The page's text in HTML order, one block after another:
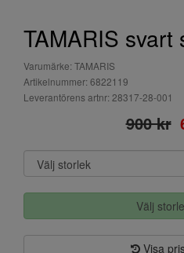
TAMARIS svart
Varumärke: TAMARIS
Artikelnummer: 6822119
Leverantörens artnr: 28317-28-001
900 kr
Välj
Visa